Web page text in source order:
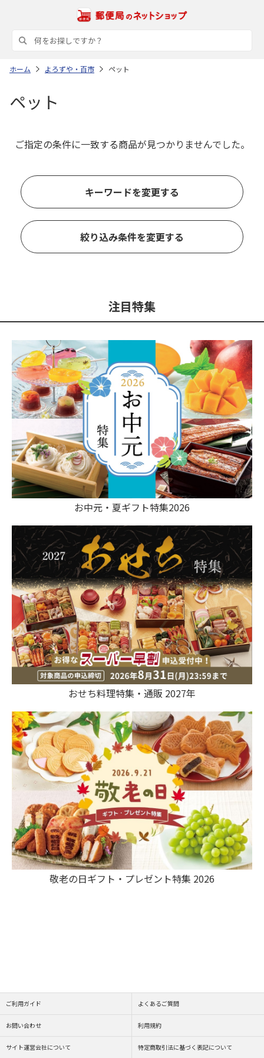
ホーム よろずや・百市 ペット
ペット
ご指定の条件に一致する商品が見つかりませんでした。
キーワードを変更する
絞り込み条件を変更する
注目特集
お中元・夏ギフト特集2026
おせち料理特集・通販 2027年
敬老の日ギフト・プレゼント特集 2026
ご利用ガイド よくあるご質問
お問い合わせ 利用規約
サイト運営会社について 特定商取引法に基づく表記について